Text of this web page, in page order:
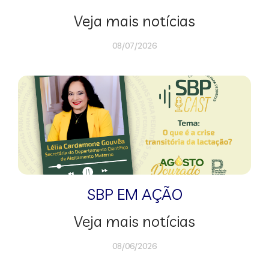
Veja mais notícias
08/07/2026
SBP EM AÇÃO
Veja mais notícias
08/06/2026